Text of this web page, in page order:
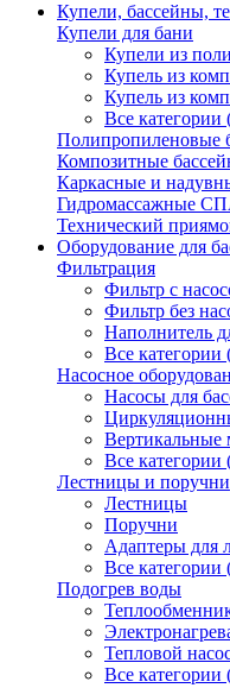
Купели, бассейны,
Купели для бани
Купели из
Купель из
Купель из
Все категории
Полипропиленовые
Композитные
Каркасные и
Гидромассажные
Технический
Оборудование для
Фильтрация
Фильтр с
Фильтр без
Наполнитель
Все категории
Насосное
Насосы для
Вертикальные
Все категории
Лестницы и поручни
Лестницы
Поручни
Адаптеры для
Все категории
Подогрев воды
Тепловой
Все категории